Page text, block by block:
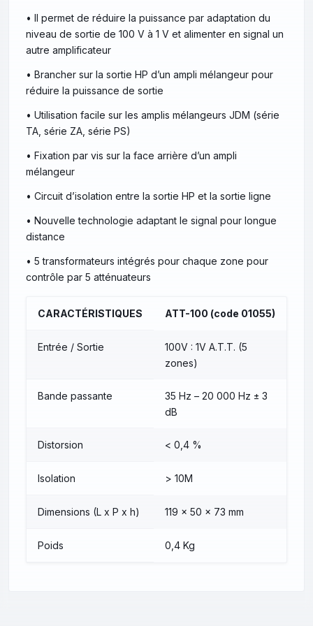
• Il permet de réduire la puissance par adaptation du
niveau de sortie de 100 V à 1 V et alimenter en signal un
autre amplificateur
• Brancher sur la sortie HP d’un ampli mélangeur pour
réduire la puissance de sortie
• Utilisation facile sur les amplis mélangeurs JDM (série
TA, série ZA, série PS)
• Fixation par vis sur la face arrière d’un ampli
mélangeur
• Circuit d’isolation entre la sortie HP et la sortie ligne
• Nouvelle technologie adaptant le signal pour longue
distance
• 5 transformateurs intégrés pour chaque zone pour
contrôle par 5 atténuateurs
CARACTÉRISTIQUES ATT-100 (code 01055)
Entrée / Sortie
100V : 1V A.T.T. (5
zones)
Bande passante
35 Hz – 20 000 Hz ± 3
dB
Distorsion < 0,4 %
Isolation > 10M
Dimensions (L x P x h) 119 x 50 x 73 mm
Poids 0,4 Kg